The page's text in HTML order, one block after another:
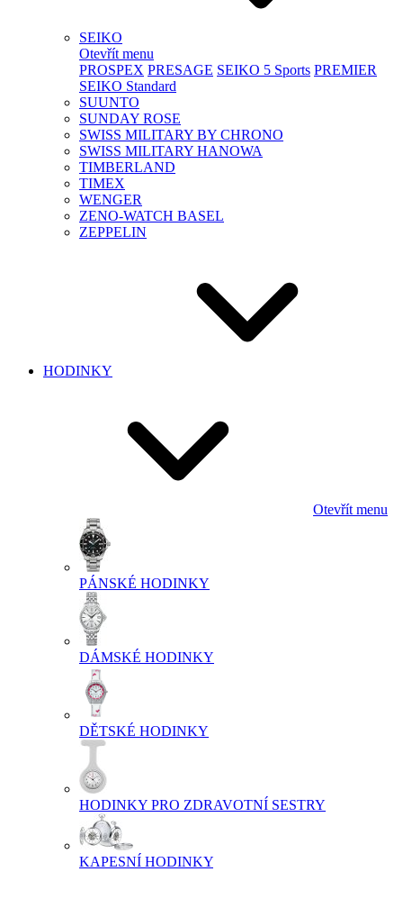
SEIKO
Otevřít menu
PROSPEX PRESAGE SEIKO 5 Sports PREMIER
SEIKO Standard
SUUNTO
SUNDAY ROSE
SWISS MILITARY BY CHRONO
SWISS MILITARY HANOWA
TIMBERLAND
TIMEX
WENGER
ZENO-WATCH BASEL
ZEPPELIN
HODINKY
Otevřít menu
PÁNSKÉ HODINKY
DÁMSKÉ HODINKY
DĚTSKÉ HODINKY
HODINKY PRO ZDRAVOTNÍ SESTRY
KAPESNÍ HODINKY